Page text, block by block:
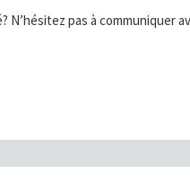
pas à communiquer